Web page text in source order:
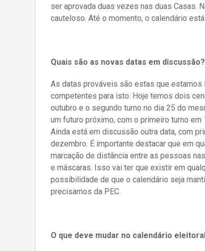
ser aprovada duas vezes nas duas Casas.
cauteloso. Até o momento, o calendário
Quais são as novas datas em discussão?
As datas prováveis são estas que
competentes para isto. Hoje temos dois
outubro e o segundo turno no dia 25 do
um futuro próximo, com o primeiro turno
Ainda está em discussão outra data, com
dezembro. É importante destacar que em
marcação de distância entre as pessoas
e máscaras. Isso vai ter que existir em
possibilidade de que o calendário seja
precisamos da PEC.
O que deve mudar no calendário